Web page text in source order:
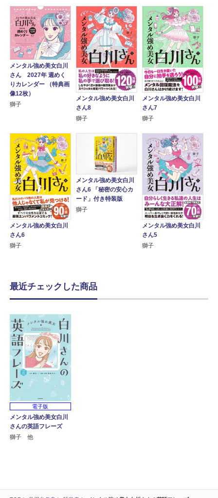
メンタル強め美女白川
さん 2027年 週めく
りカレンダー （特典画
像12枚）
獅子
メンタル強め美女白川
さん8
獅子
メンタル強め美女白川
さん7
獅子
メンタル強め美女白川
さん6
獅子
メンタル強め美女白川
さん6 「秘密の安心カ
ード」付き特装版
獅子
メンタル強め美女白川
さん5
獅子
最近チェックした商品
電子版
メンタル強め美女白川
さんの英語フレーズ
獅子 他